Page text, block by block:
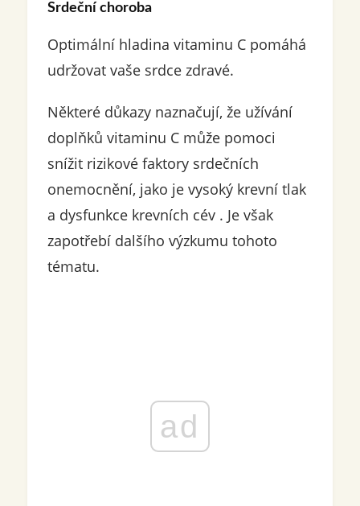
Srdeční choroba
Optimální hladina vitaminu C pomáhá
udržovat vaše srdce zdravé.
Některé důkazy naznačují, že užívání
doplňků vitaminu C může pomoci
snížit rizikové faktory srdečních
onemocnění, jako je vysoký krevní tlak
a dysfunkce krevních cév . Je však
zapotřebí dalšího výzkumu tohoto
tématu.
ad